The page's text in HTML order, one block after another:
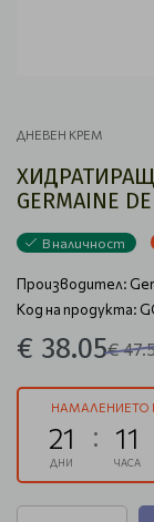
ДНЕВЕН КРЕМ
GERMAINE
В наличност
Производител:
Код на продукта:
€ 38.05€
НАМАЛЕНИЕТО
21
ДНИ
11
ЧАСА